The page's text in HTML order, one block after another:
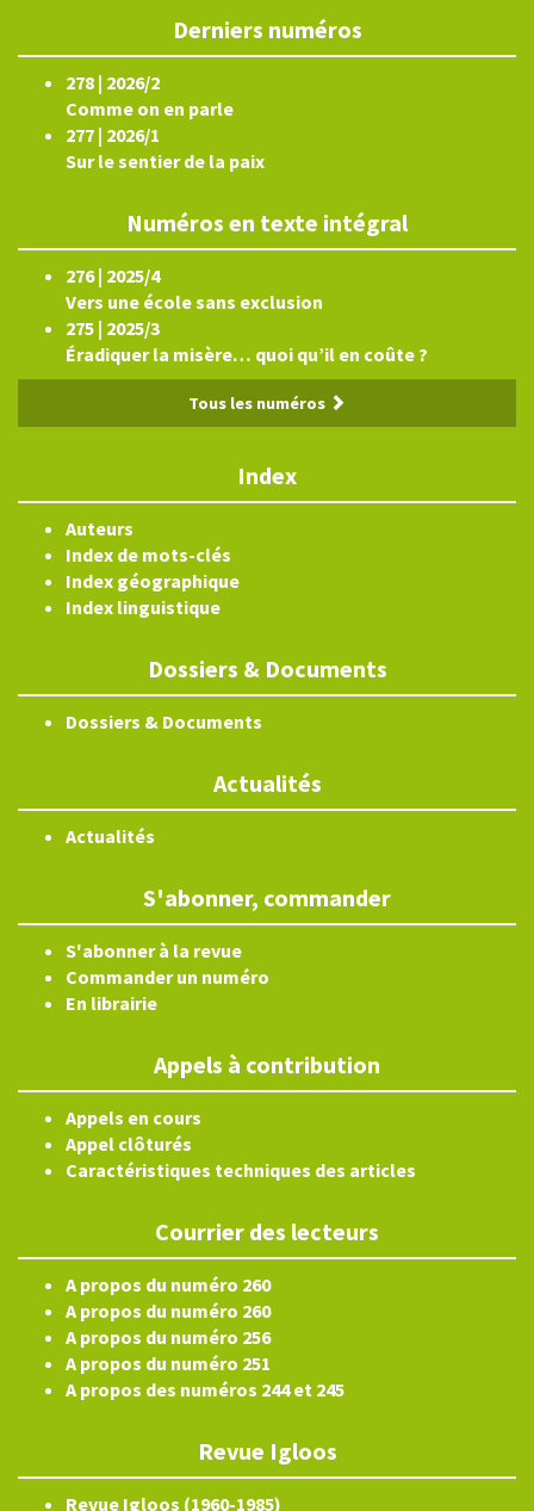
Derniers numéros
278 | 2026/2
Comme on en parle
277 | 2026/1
Sur le sentier de la paix
Numéros en texte intégral
276 | 2025/4
Vers une école sans exclusion
275 | 2025/3
Éradiquer la misère… quoi qu’il en coûte ?
Tous les numéros
Index
Auteurs
Index de mots-clés
Index géographique
Index linguistique
Dossiers & Documents
Dossiers & Documents
Actualités
Actualités
S'abonner, commander
S'abonner à la revue
Commander un numéro
En librairie
Appels à contribution
Appels en cours
Appel clôturés
Caractéristiques techniques des articles
Courrier des lecteurs
A propos du numéro 260
A propos du numéro 260
A propos du numéro 256
A propos du numéro 251
A propos des numéros 244 et 245
Revue Igloos
Revue Igloos (1960-1985)